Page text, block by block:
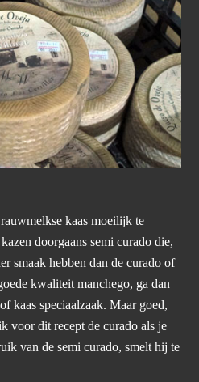
kaas moeilijk te
doorgaans semi curado die,
smaak hebben dan de curado of
kwaliteit manchego, ga dan
kaas speciaalzaak. Maar goed,
voor dit recept de curado als je
van de semi curado, smelt hij te